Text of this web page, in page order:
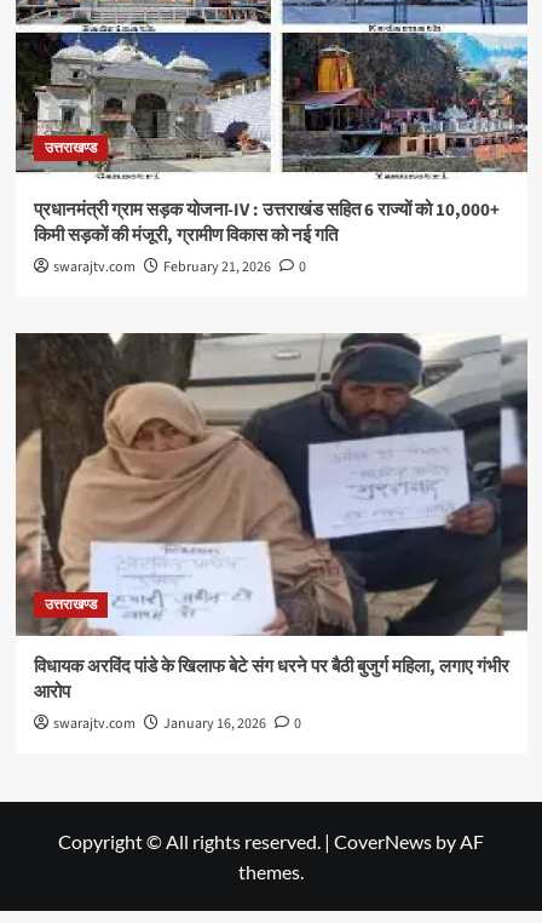
उत्तराखण्ड
प्रधानमंत्री ग्राम सड़क योजना-IV : उत्तराखंड सहित 6 राज्यों को 10,000+
किमी सड़कों की मंजूरी, ग्रामीण विकास को नई गति
swarajtv.com February 21, 2026 0
उत्तराखण्ड
विधायक अरविंद पांडे के खिलाफ बेटे संग धरने पर बैठी बुजुर्ग महिला, लगाए गंभीर
आरोप
swarajtv.com January 16, 2026 0
Copyright © All rights reserved. | CoverNews by AF
themes.